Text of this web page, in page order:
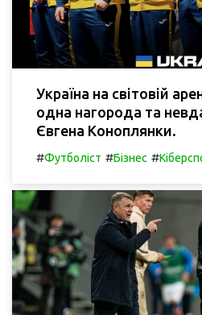
Україна на світовій
одна нагорода та
Євгена Коноплянки.
#Футболіст #Бізнес #